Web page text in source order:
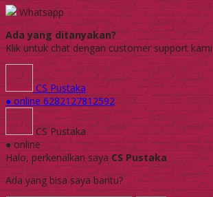
Whatsapp
Ada yang ditanyakan?
Klik untuk chat dengan customer support kami
CS Pustaka
● online 6282127812592
CS Pustaka
● online
Halo, perkenalkan sayaCS Pustaka
Ada yang bisa saya bantu?